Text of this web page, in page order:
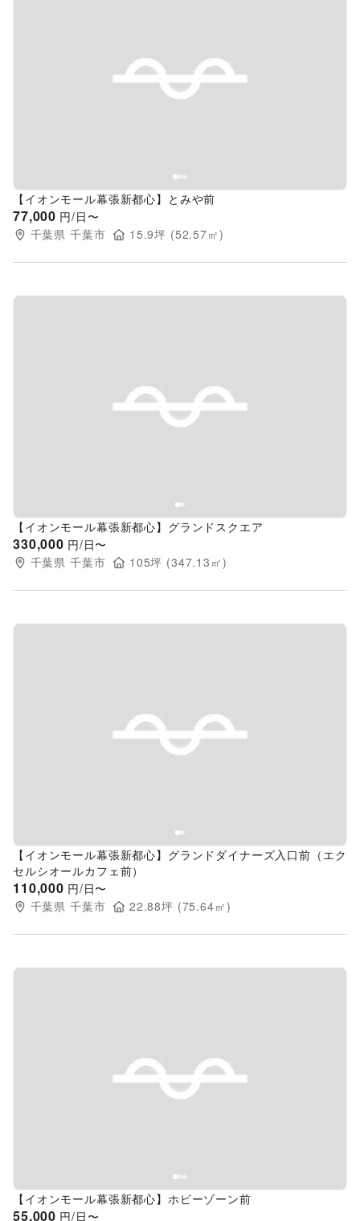
Previous slide
【イオンモール幕張新都心】とみや前
77,000 円/日〜
千葉県 千葉市 15.9坪 (52.57㎡)
Previous slide
【イオンモール幕張新都心】グランドスクエア
330,000 円/日〜
千葉県 千葉市 105坪 (347.13 ㎡)
Previous slide
【イオンモール幕張新都心】グランドダイナーズ入口前（エク
セルシオールカフェ前）
110,000 円/日〜
千葉県 千葉市 22.88坪 (75.64㎡)
Previous slide
【イオンモール幕張新都心】ホビーゾーン前
55,000 円/日〜